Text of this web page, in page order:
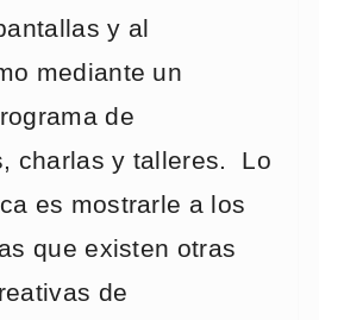
y al
mediante un
de
charlas y talleres. Lo
es mostrarle a los
que existen otras
de